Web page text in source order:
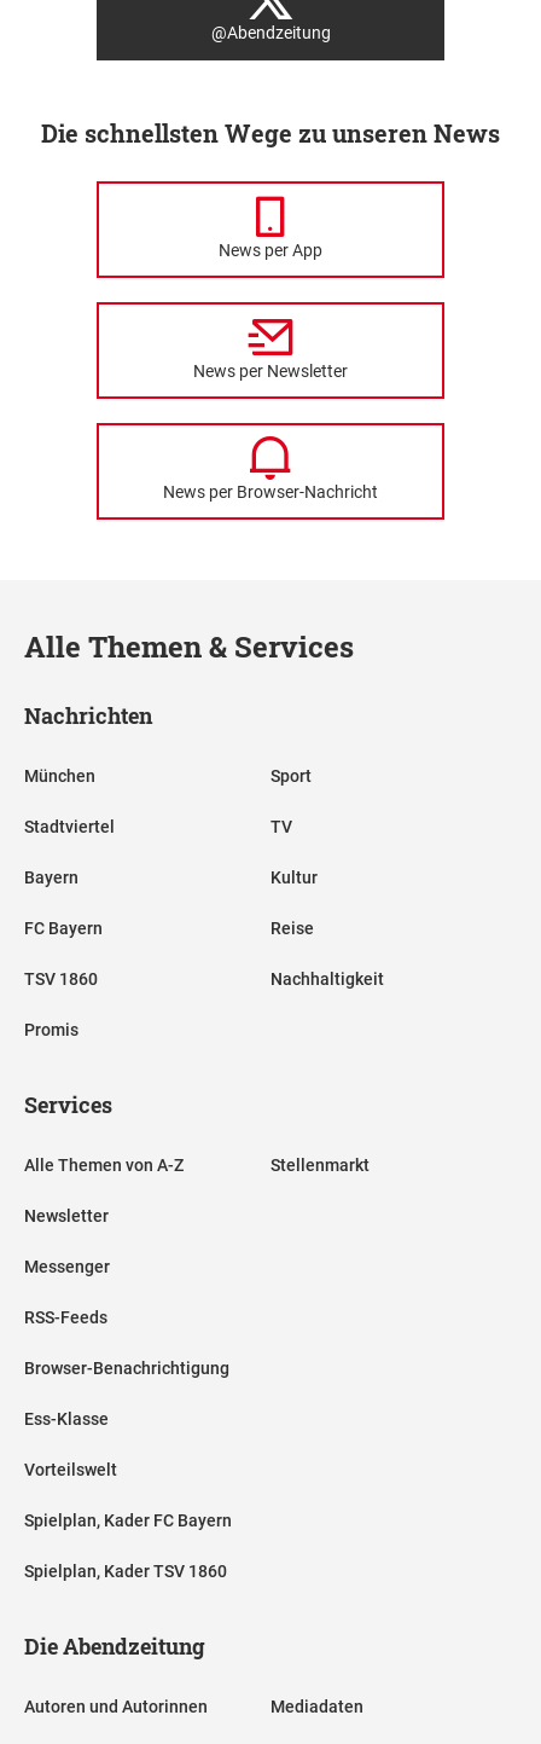
@Abendzeitung
Die schnellsten Wege zu unseren News
News per App
News per Newsletter
News per Browser-Nachricht
Alle Themen & Services
Nachrichten
München
Stadtviertel
Bayern
FC Bayern
TSV 1860
Promis
Sport
TV
Kultur
Reise
Nachhaltigkeit
Services
Alle Themen von A-Z
Newsletter
Messenger
RSS-Feeds
Browser-Benachrichtigung
Ess-Klasse
Vorteilswelt
Spielplan, Kader FC Bayern
Spielplan, Kader TSV 1860
Stellenmarkt
Die Abendzeitung
Autoren und Autorinnen Mediadaten